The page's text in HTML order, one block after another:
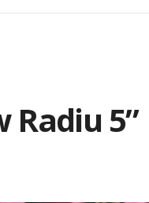
Radiu 5”